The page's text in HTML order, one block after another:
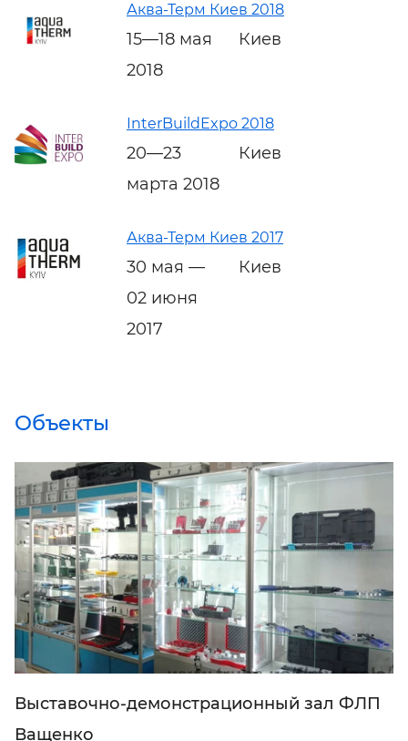
Аква-Терм Киев 2018
15—18 мая
2018
Киев
InterBuildExpo 2018
20—23
марта 2018
Киев
Аква-Терм Киев 2017
30 мая —
02 июня
2017
Киев
Объекты
Выставочно-демонстрационный зал ФЛП
Ващенко